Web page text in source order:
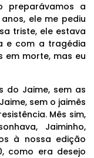
preparávamos a
ele me pediu
triste, ele estava
e com a tragédia
em morte, mas eu
do Jaime, sem as
sem o jaimês
Mês sim,
Jaiminho,
à nossa edição
como era desejo